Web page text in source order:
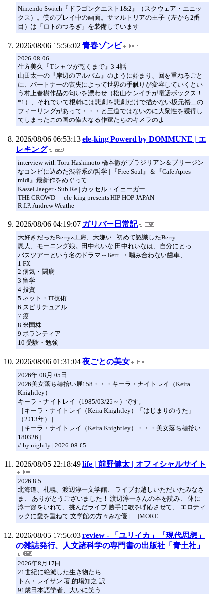
Nintendo Switch『ドラゴンクエスト1&2』（スクウェア・エニッ
クス）。僕のプレイ中の画面。サマルトリアの王子（左から2番
目）は「ロトのつるぎ」を装備しています
2026/08/06 15:56:02 青春ゾンビ
2026-08-06
生方美久『Tシャツが乾くまで』3-4話
山田太一の『岸辺のアルバム』のように始まり、回を重ねるごと
に、パートナーの喪失によって世界の手触りが変容していくとい
う村上春樹作品の匂いを漂わせ（松山ケンイチが電話ボックス！
*1）、それでいて根幹には悲劇を悲劇だけで描かない坂元裕二の
フィーリングがあって・・・と王道ではないのに大衆性を獲得し
てしまったこの国の偉大なる作家たちのキメラのよ
2026/08/06 06:53:13 ele-king Powerd by DOMMUNE | エ
レキング
interview with Toru Hashimoto 橋本徹がブラジリアン＆ブリージン
なコンピに込めた渋谷系の哲学 | 『Free Soul』＆『Cafe Apres-
midi』最新作をめぐって
Kassel Jaeger - Sub Re | カッセル・イェーガー
THE CROWD──ele-king presents HIP HOP JAPAN
R.I.P. Andrew Weathe
2026/08/06 04:19:07 ガリバー日常記
大好きだったBerryz工房、大嫌い.. 初めて認識したBerry...
恩人、モーニング娘。田中れいな 田中れいなは、自分にとっ...
バスツアーという名のドラマ～Berr.. ・噛み合わない歯車、...
1 FX
2 病気・闘病
3 留学
4 投資
5 ネット・IT技術
6 スピリチュアル
7 癌
8 米国株
9 ボランティア
10 受験・勉強
2026/08/06 01:31:04 夜ごとの美女
2026年 08月 05日
2026美女落ち穂拾い展158・・・キーラ・ナイトレイ（Keira
Knightley）
キーラ・ナイトレイ（1985/03/26～）です。
［キーラ・ナイトレイ（Keira Knightley）「はじまりのうた」
（2013年）］
［キーラ・ナイトレイ（Keira Knightley）・・・美女落ち穂拾い
180326］
# by nightly | 2026-08-05
2026/08/05 22:18:49 life | 前野健太 | オフィシャルサイト
2026.8.5.
北海道、札幌、渡辺淳一文学館、 ライブお越しいただいたみなさ
ま、 ありがとうございました！ 渡辺淳一さんの本を読み、 体に
淳一節をいれて、挑んだライブ 勝手に歌を呼応させて、 エロティ
ックに愛を重ねて 文学館の方々みな優 […]MORE
2026/08/05 17:56:03 review - 「ユリイカ」「現代思想」
の雑誌発行、人文諸科学の専門書の出版社「青土社」
2026年8月17日
21世紀に絶滅した生き物たち
トム・レイサン 著,的場知之 訳
91歳日本語学者、大いに笑う